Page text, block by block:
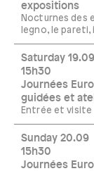
expositions
Nocturnes des
legno, le pareti,
Saturday 19.09
15h30
Journées
guidées et
Entrée et
Sunday 20.09
15h30
Journées